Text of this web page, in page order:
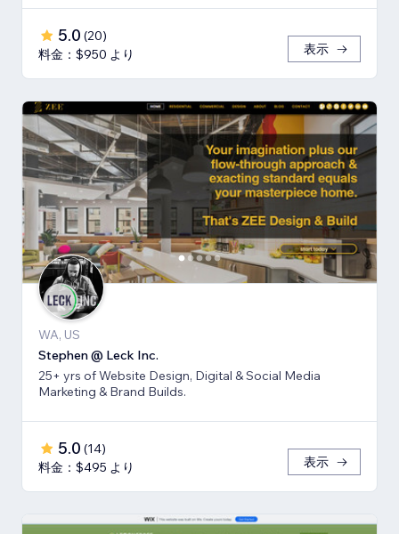
5.0 (20)
料金：$950 より
表示
WA, US
Stephen @ Leck Inc.
25+ yrs of Website Design, Digital & Social Media
Marketing & Brand Builds.
5.0 (14)
料金：$495 より
表示